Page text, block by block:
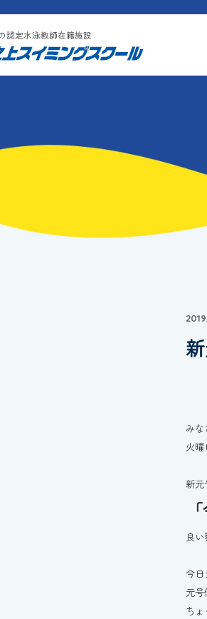
認定水泳教師在籍施設
みな
火
新元
良
今日
元号
ちょ